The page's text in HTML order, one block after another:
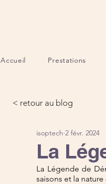
Accueil Prestations
< retour au blog
La
isoptech 2 févr. 2024
La Légende de
saisons et la